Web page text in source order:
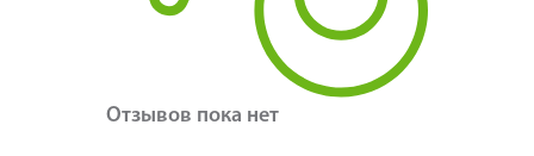
Отзывов пока нет